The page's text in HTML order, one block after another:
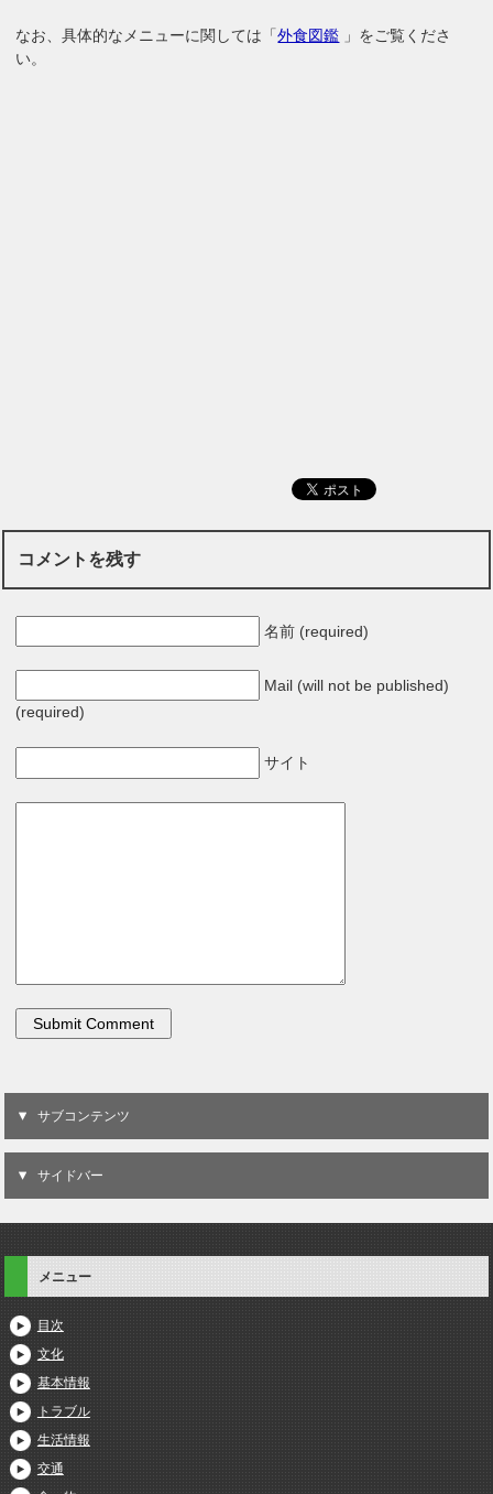
なお、具体的なメニューに関しては「外食図鑑 」をご覧くださ
い。
コメントを残す
名前 (required)
Mail (will not be published)
(required)
サイト
サブコンテンツ
サイドバー
メニュー
目次
文化
基本情報
トラブル
生活情報
交通